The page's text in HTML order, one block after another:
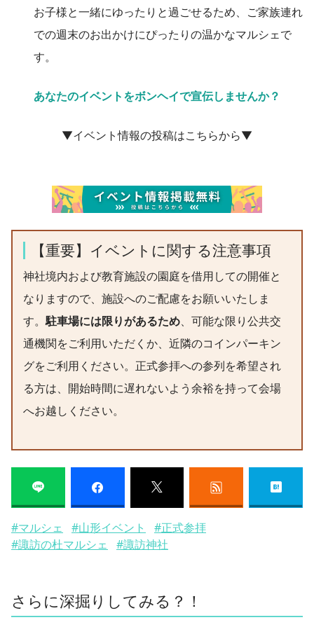
お子様と一緒にゆったりと過ごせるため、ご家族連れ
での週末のお出かけにぴったりの温かなマルシェで
す。
あなたのイベントをボンヘイで宣伝しませんか？
▼イベント情報の投稿はこちらから▼
【重要】イベントに関する注意事項
神社境内および教育施設の園庭を借用しての開催と
なりますので、施設へのご配慮をお願いいたしま
す。駐車場には限りがあるため、可能な限り公共交
通機関をご利用いただくか、近隣のコインパーキン
グをご利用ください。正式参拝への参列を希望され
る方は、開始時間に遅れないよう余裕を持って会場
へお越しください。
#マルシェ #山形イベント
#正式参拝
#諏訪の杜マルシェ
#諏訪神社
さらに深掘りしてみる？！